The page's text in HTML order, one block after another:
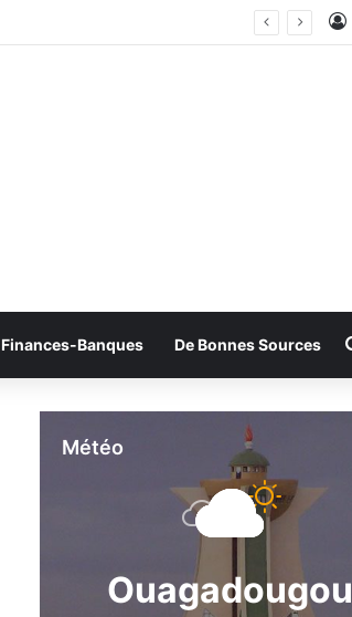
Finances-Banques De Bonnes Sources
Météo
Ouagadougou